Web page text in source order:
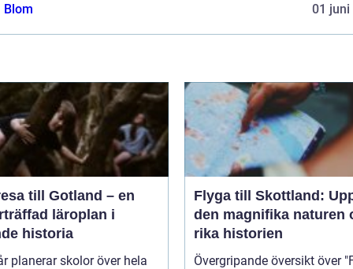
Blom 01 juni
till Gotland – en
läroplan i
historia
planerar skolor över hela
Flyga till Skottland:
den magnifika naturen
rika historien
Övergripande översikt över